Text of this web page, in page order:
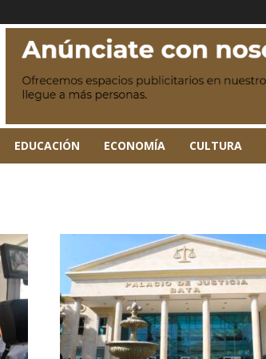
EDUCACIÓN ECONOMÍA CULTURA